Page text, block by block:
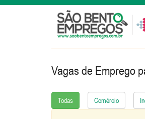
Vagas de Emprego
Todas Comércio